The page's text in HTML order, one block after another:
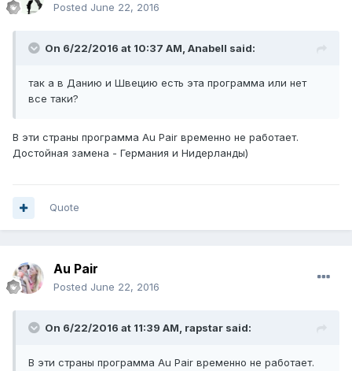
Posted June 22, 2016
On 6/22/2016 at 10:37 AM, Anabell said:
так а в Данию и Швецию есть эта программа или нет
все таки?
В эти страны программа Au Pair временно не работает.
Достойная замена - Германия и Нидерланды)
Quote
Au Pair
Posted June 22, 2016
On 6/22/2016 at 11:39 AM, rapstar said:
В эти страны программа Au Pair временно не работает.